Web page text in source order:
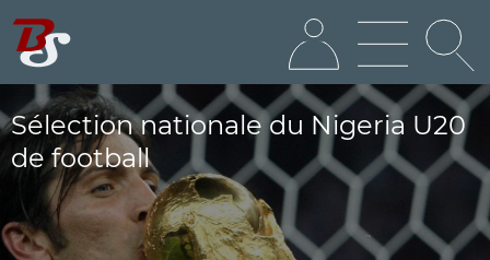
Sélection nationale du Nigeria U20
de football